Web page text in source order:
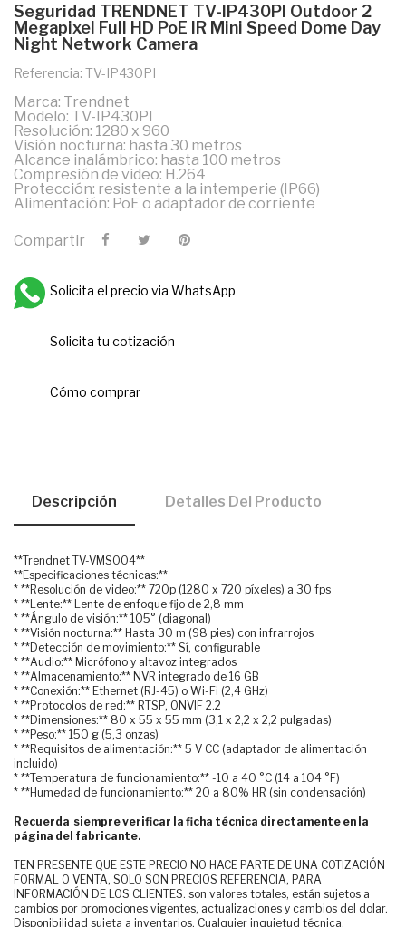
Seguridad TRENDNET TV-IP430PI Outdoor 2
Megapixel Full HD PoE IR Mini Speed Dome Day
Night Network Camera
Referencia: TV-IP430PI
Marca: Trendnet
Modelo: TV-IP430PI
Resolución: 1280 x 960
Visión nocturna: hasta 30 metros
Alcance inalámbrico: hasta 100 metros
Compresión de video: H.264
Protección: resistente a la intemperie (IP66)
Alimentación: PoE o adaptador de corriente
Compartir
Solicita el precio via WhatsApp
Solicita tu cotización
Cómo comprar
Descripción Detalles Del Producto
**Trendnet TV-VMS004**
**Especificaciones técnicas:**
* **Resolución de video:** 720p (1280 x 720 píxeles) a 30 fps
* **Lente:** Lente de enfoque fijo de 2,8 mm
* **Ángulo de visión:** 105° (diagonal)
* **Visión nocturna:** Hasta 30 m (98 pies) con infrarrojos
* **Detección de movimiento:** Sí, configurable
* **Audio:** Micrófono y altavoz integrados
* **Almacenamiento:** NVR integrado de 16 GB
* **Conexión:** Ethernet (RJ-45) o Wi-Fi (2,4 GHz)
* **Protocolos de red:** RTSP, ONVIF 2.2
* **Dimensiones:** 80 x 55 x 55 mm (3,1 x 2,2 x 2,2 pulgadas)
* **Peso:** 150 g (5,3 onzas)
* **Requisitos de alimentación:** 5 V CC (adaptador de alimentación
incluido)
* **Temperatura de funcionamiento:** -10 a 40 °C (14 a 104 °F)
* **Humedad de funcionamiento:** 20 a 80% HR (sin condensación)
Recuerda siempre verificar la ficha técnica directamente en la
página del fabricante.
TEN PRESENTE QUE ESTE PRECIO NO HACE PARTE DE UNA COTIZACIÓN
FORMAL O VENTA, SOLO SON PRECIOS REFERENCIA, PARA
INFORMACIÓN DE LOS CLIENTES. son valores totales, están sujetos a
cambios por promociones vigentes, actualizaciones y cambios del dolar.
Disponibilidad sujeta a inventarios. Cualquier inquietud técnica,